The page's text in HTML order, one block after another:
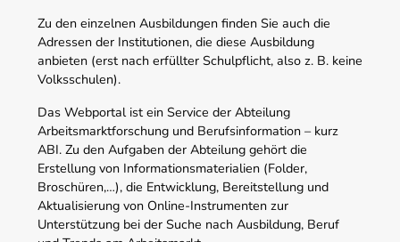
Zu den einzelnen Ausbildungen finden Sie auch die
Adressen der Institutionen, die diese Ausbildung
anbieten (erst nach erfüllter Schulpflicht, also z. B. keine
Volksschulen).
Das Webportal ist ein Service der Abteilung
Arbeitsmarktforschung und Berufsinformation – kurz
ABI. Zu den Aufgaben der Abteilung gehört die
Erstellung von Informationsmaterialien (Folder,
Broschüren,…), die Entwicklung, Bereitstellung und
Aktualisierung von Online-Instrumenten zur
Unterstützung bei der Suche nach Ausbildung, Beruf